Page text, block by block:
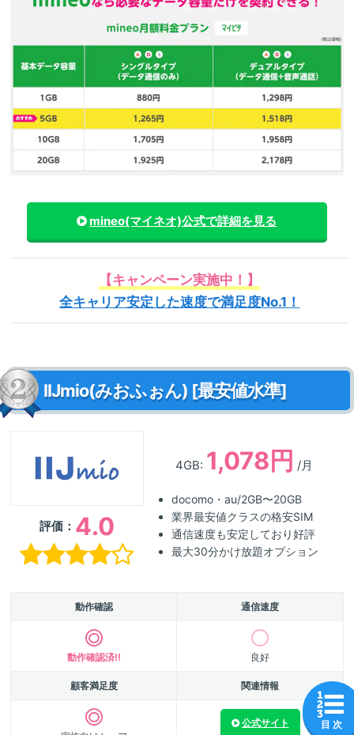
mineo(マイネオ)公式で詳細を見る
【キャンペーン実施中！】
全キャリア安定した速度で満足度No.1！
IIJmio(みおふぉん) [最安値水準]
評価： 4.0
4GB: 1,078円 /月
docomo・au/2GB〜20GB
業界最安値クラスの格安SIM
通信速度も安定しており好評
最大30分かけ放題オプション
動作確認 通信速度
動作確認済!! 良好
顧客満足度 関連情報
公式サイト 目 次